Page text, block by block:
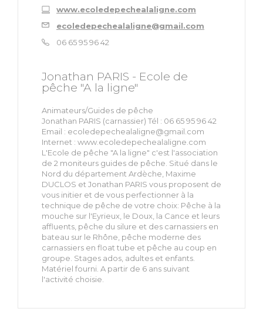
www.ecoledepechealaligne.com
ecoledepechealaligne@gmail.com
06 65 95 96 42
Jonathan PARIS - Ecole de
pêche "A la ligne"
Animateurs/Guides de pêche
Jonathan PARIS (carnassier) Tél : 06 65 95 96 42
Email : ecoledepechealaligne@gmail.com
Internet : www.ecoledepechealaligne.com
L'Ecole de pêche "A la ligne" c'est l'association
de 2 moniteurs guides de pêche. Situé dans le
Nord du département Ardèche, Maxime
DUCLOS et Jonathan PARIS vous proposent de
vous initier et de vous perfectionner à la
technique de pêche de votre choix: Pêche à la
mouche sur l'Eyrieux, le Doux, la Cance et leurs
affluents, pêche du silure et des carnassiers en
bateau sur le Rhône, pêche moderne des
carnassiers en float tube et pêche au coup en
groupe. Stages ados, adultes et enfants.
Matériel fourni. A partir de 6 ans suivant
l'activité choisie.